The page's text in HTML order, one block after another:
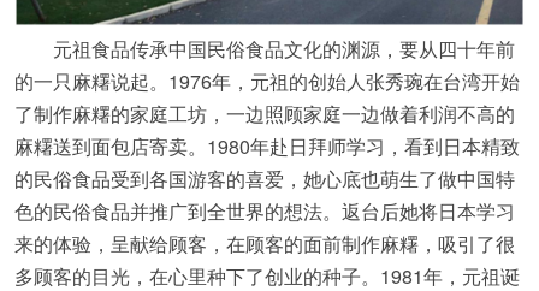
元祖食品传承中国民俗食品文化的渊源，要从四十年前
的一只麻糬说起。1976年，元祖的创始人张秀琬在台湾开始
了制作麻糬的家庭工坊，一边照顾家庭一边做着利润不高的
麻糬送到面包店寄卖。1980年赴日拜师学习，看到日本精致
的民俗食品受到各国游客的喜爱，她心底也萌生了做中国特
色的民俗食品并推广到全世界的想法。返台后她将日本学习
来的体验，呈献给顾客，在顾客的面前制作麻糬，吸引了很
多顾客的目光，在心里种下了创业的种子。1981年，元祖诞